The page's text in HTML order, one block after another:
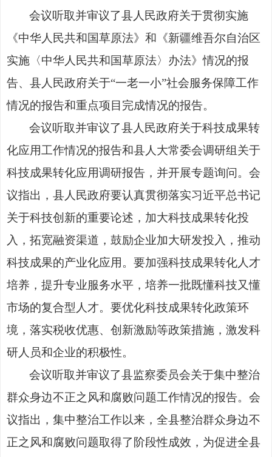
会议听取并审议了县人民政府关于贯彻实施
《中华人民共和国草原法》和《新疆维吾尔自治区
实施 〈中华人民共和国草原法〉 办法》情况的报
告、县人民政府关于“一老一小”社会服务保障工作
情况的报告和重点项目完成情况的报告。
会议听取并审议了县人民政府关于科技成果转
化应用工作情况的报告和县人大常委会调研组关于
科技成果转化应用调研报告，并开展专题询问。会
议指出，县人民政府要认真贯彻落实习近平总书记
关于科技创新的重要论述，加大科技成果转化投
入，拓宽融资渠道，鼓励企业加大研发投入，推动
科技成果的产业化应用。要加强科技成果转化人才
培养，提升专业服务水平，培养一批既懂科技又懂
市场的复合型人才。要优化科技成果转化政策环
境，落实税收优惠、创新激励等政策措施，激发科
研人员和企业的积极性。
会议听取并审议了县监察委员会关于集中整治
群众身边不正之风和腐败问题工作情况的报告。会
议指出，集中整治工作以来，全县整治群众身边不
正之风和腐败问题取得了阶段性成效，为促进全县